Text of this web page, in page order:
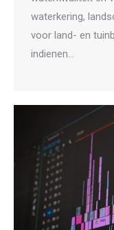
waterkering,
voor land- en
indienen…